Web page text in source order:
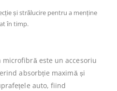
și strălucire pentru a menține
în timp.
este un accesoriu
absorbție maximă și
auto, fiind